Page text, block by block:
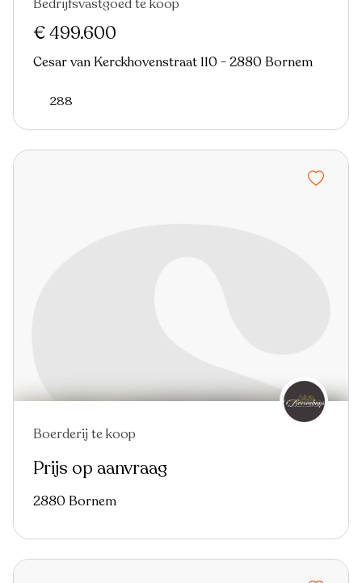
Bedrijfsvastgoed te koop
€ 499.600
Cesar van Kerckhovenstraat 110 - 2880 Bornem
288
Boerderij te koop
Prijs op aanvraag
2880 Bornem